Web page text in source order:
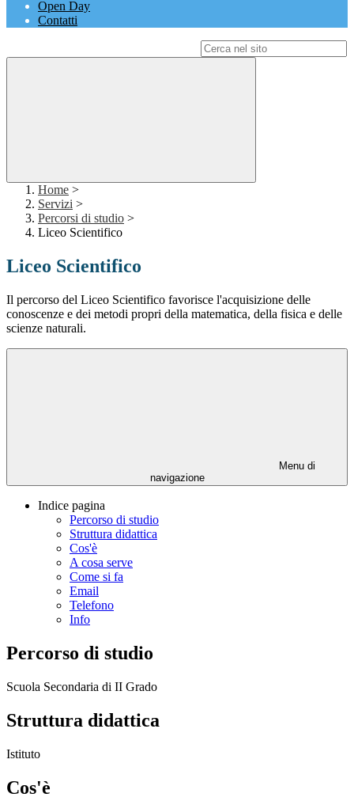
Open Day
Contatti
Home >
Servizi >
Percorsi di studio >
Liceo Scientifico
Liceo Scientifico
Il percorso del Liceo Scientifico favorisce l'acquisizione delle
conoscenze e dei metodi propri della matematica, della fisica e delle
scienze naturali.
Menu di
navigazione
Indice pagina
Percorso di studio
Struttura didattica
Cos'è
A cosa serve
Come si fa
Email
Telefono
Info
Percorso di studio
Scuola Secondaria di II Grado
Struttura didattica
Istituto
Cos'è